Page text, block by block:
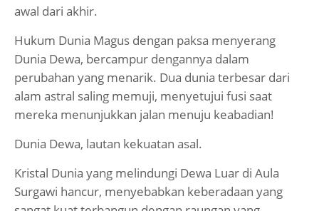
awal dari akhir.
Hukum Dunia Magus dengan paksa menyerang
Dunia Dewa, bercampur dengannya dalam
perubahan yang menarik. Dua dunia terbesar dari
alam astral saling memuji, menyetujui fusi saat
mereka menunjukkan jalan menuju keabadian!
Dunia Dewa, lautan kekuatan asal.
Kristal Dunia yang melindungi Dewa Luar di Aula
Surgawi hancur, menyebabkan keberadaan yang